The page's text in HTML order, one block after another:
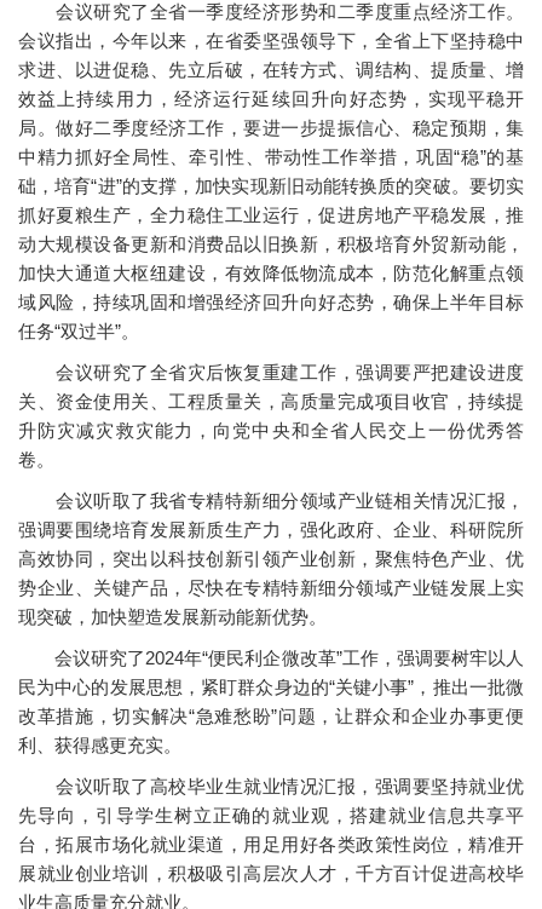
会议研究了全省一季度经济形势和二季度重点经济工作。
会议指出，今年以来，在省委坚强领导下，全省上下坚持稳中
求进、以进促稳、先立后破，在转方式、调结构、提质量、增
效益上持续用力，经济运行延续回升向好态势，实现平稳开
局。做好二季度经济工作，要进一步提振信心、稳定预期，集
中精力抓好全局性、牵引性、带动性工作举措，巩固“稳”的基
础，培育“进”的支撑，加快实现新旧动能转换质的突破。要切实
抓好夏粮生产，全力稳住工业运行，促进房地产平稳发展，推
动大规模设备更新和消费品以旧换新，积极培育外贸新动能，
加快大通道大枢纽建设，有效降低物流成本，防范化解重点领
域风险，持续巩固和增强经济回升向好态势，确保上半年目标
任务“双过半”。
会议研究了全省灾后恢复重建工作，强调要严把建设进度
关、资金使用关、工程质量关，高质量完成项目收官，持续提
升防灾减灾救灾能力，向党中央和全省人民交上一份优秀答
卷。
会议听取了我省专精特新细分领域产业链相关情况汇报，
强调要围绕培育发展新质生产力，强化政府、企业、科研院所
高效协同，突出以科技创新引领产业创新，聚焦特色产业、优
势企业、关键产品，尽快在专精特新细分领域产业链发展上实
现突破，加快塑造发展新动能新优势。
会议研究了2024年“便民利企微改革”工作，强调要树牢以人
民为中心的发展思想，紧盯群众身边的“关键小事”，推出一批微
改革措施，切实解决“急难愁盼”问题，让群众和企业办事更便
利、获得感更充实。
会议听取了高校毕业生就业情况汇报，强调要坚持就业优
先导向，引导学生树立正确的就业观，搭建就业信息共享平
台，拓展市场化就业渠道，用足用好各类政策性岗位，精准开
展就业创业培训，积极吸引高层次人才，千方百计促进高校毕
业生高质量充分就业。